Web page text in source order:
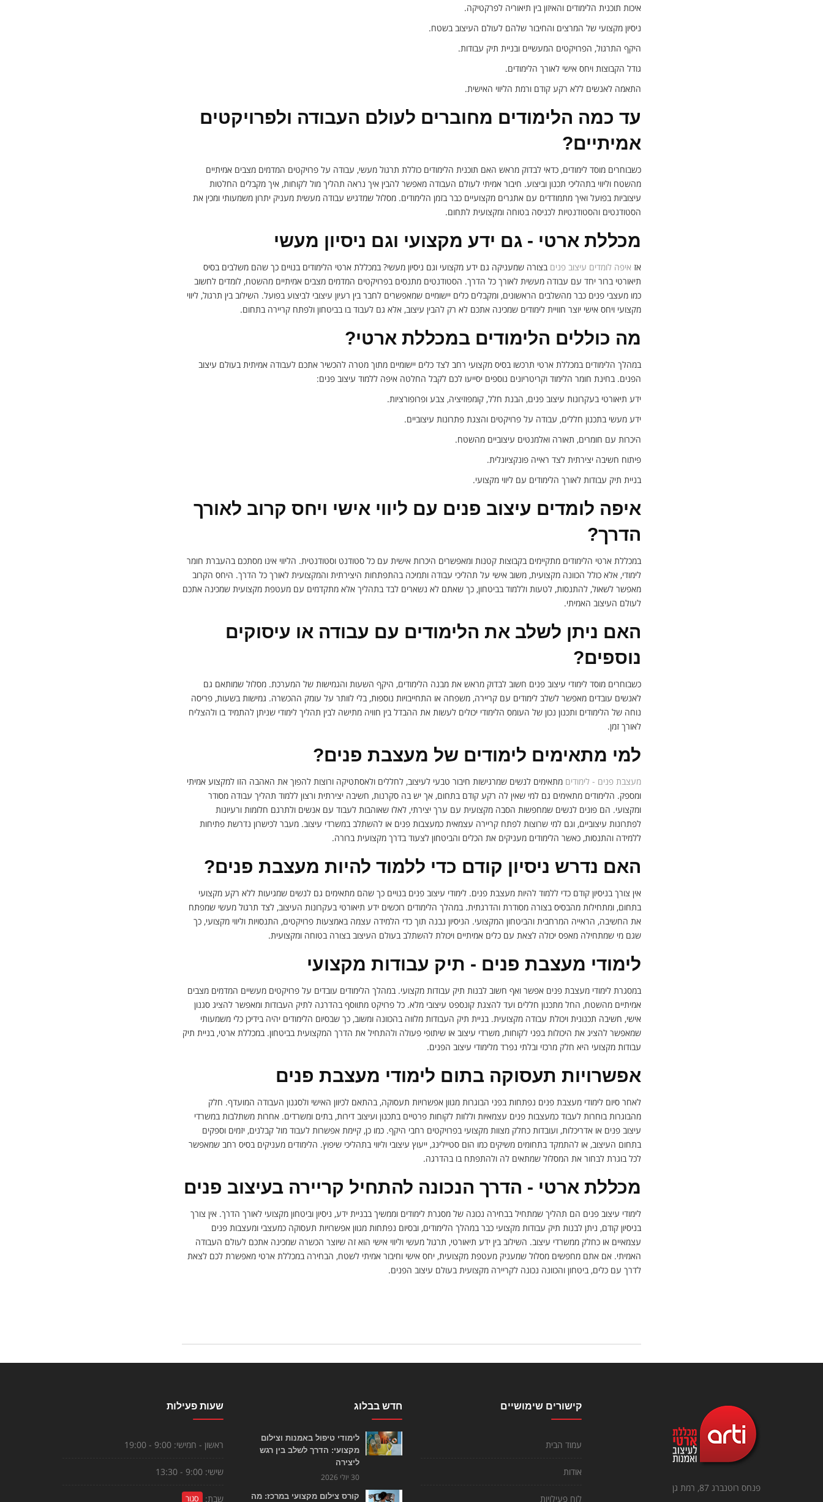
איכות תוכנית הלימודים והאיזון בין תיאוריה לפרקטיקה.
ניסיון מקצועי של המרצים והחיבור שלהם לעולם העיצוב בשטח.
היקף התרגול, הפרויקטים המעשיים ובניית תיק עבודות.
גודל הקבוצות ויחס אישי לאורך הלימודים.
התאמה לאנשים ללא רקע קודם ורמת הליווי האישית.
עד כמה הלימודים מחוברים לעולם העבודה ולפרויקטים
אמיתיים?
כשבוחרים מוסד לימודים, כדאי לבדוק מראש האם תוכנית הלימודים כוללת תרגול מעשי, עבודה על פרויקטים המדמים מצבים אמיתיים
מהשטח וליווי בתהליכי תכנון וביצוע. חיבור אמיתי לעולם העבודה מאפשר להבין איך נראה תהליך מול לקוחות, איך מקבלים החלטות
עיצוביות בפועל ואיך מתמודדים עם אתגרים מקצועיים כבר בזמן הלימודים. מסלול שמדגיש עבודה מעשית מעניק יתרון משמעותי ומכין את
הסטודנטים והסטודנטיות לכניסה בטוחה ומקצועית לתחום.
מכללת ארטי - גם ידע מקצועי וגם ניסיון מעשי
אז איפה לומדים עיצוב פנים בצורה שמעניקה גם ידע מקצועי וגם ניסיון מעשי? במכללת ארטי הלימודים בנויים כך שהם משלבים בסיס
תיאורטי ברור יחד עם עבודה מעשית לאורך כל הדרך. הסטודנטים מתנסים בפרויקטים המדמים מצבים אמיתיים מהשטח, לומדים לחשוב
כמו מעצבי פנים כבר מהשלבים הראשונים, ומקבלים כלים יישומיים שמאפשרים לחבר בין רעיון עיצובי לביצוע בפועל. השילוב בין תרגול, ליווי
מקצועי ויחס אישי יוצר חוויית לימודים שמכינה אתכם לא רק להבין עיצוב, אלא גם לעבוד בו בביטחון ולפתח קריירה בתחום.
מה כוללים הלימודים במכללת ארטי?
במהלך הלימודים במכללת ארטי תרכשו בסיס מקצועי רחב לצד כלים יישומיים מתוך מטרה להכשיר אתכם לעבודה אמיתית בעולם עיצוב
הפנים. בחינת חומר הלימוד וקריטריונים נוספים יסייעו לכם לקבל החלטה איפה ללמוד עיצוב פנים:
ידע תיאורטי בעקרונות עיצוב פנים, הבנת חלל, קומפוזיציה, צבע ופרופורציות.
ידע מעשי בתכנון חללים, עבודה על פרויקטים והצגת פתרונות עיצוביים.
היכרות עם חומרים, תאורה ואלמנטים עיצוביים מהשטח.
פיתוח חשיבה יצירתית לצד ראייה פונקציונלית.
בניית תיק עבודות לאורך הלימודים עם ליווי מקצועי.
איפה לומדים עיצוב פנים עם ליווי אישי ויחס קרוב לאורך
הדרך?
במכללת ארטי הלימודים מתקיימים בקבוצות קטנות ומאפשרים היכרות אישית עם כל סטודנט וסטודנטית. הליווי אינו מסתכם בהעברת חומר
לימודי, אלא כולל הכוונה מקצועית, משוב אישי על תהליכי עבודה ותמיכה בהתפתחות היצירתית והמקצועית לאורך כל הדרך. היחס הקרוב
מאפשר לשאול, להתנסות, לטעות וללמוד בביטחון, כך שאתם לא נשארים לבד בתהליך אלא מתקדמים עם מעטפת מקצועית שמכינה אתכם
לעולם העיצוב האמיתי.
האם ניתן לשלב את הלימודים עם עבודה או עיסוקים
נוספים?
כשבוחרים מוסד לימודי עיצוב פנים חשוב לבדוק מראש את מבנה הלימודים, היקף השעות והגמישות של המערכת. מסלול שמותאם גם
לאנשים עובדים מאפשר לשלב לימודים עם קריירה, משפחה או התחייבויות נוספות, בלי לוותר על עומק ההכשרה. גמישות בשעות, פריסה
נוחה של הלימודים ותכנון נכון של העומס הלימודי יכולים לעשות את ההבדל בין חוויה מתישה לבין תהליך לימודי שניתן להתמיד בו ולהצליח
לאורך זמן.
למי מתאימים לימודים של מעצבת פנים?
מעצבת פנים - לימודים מתאימים לנשים שמרגישות חיבור טבעי לעיצוב, לחללים ולאסתטיקה ורוצות להפוך את האהבה הזו למקצוע אמיתי
ומספק. הלימודים מתאימים גם למי שאין לה רקע קודם בתחום, אך יש בה סקרנות, חשיבה יצירתית ורצון ללמוד תהליך עבודה מסודר
ומקצועי. הם פונים לנשים שמחפשות הסבה מקצועית עם ערך יצירתי, לאלו שאוהבות לעבוד עם אנשים ולתרגם חלומות ורעיונות
לפתרונות עיצוביים, וגם למי שרוצות לפתח קריירה עצמאית כמעצבות פנים או להשתלב במשרדי עיצוב. מעבר לכישרון נדרשת פתיחות
ללמידה והתנסות, כאשר הלימודים מעניקים את הכלים והביטחון לצעוד בדרך מקצועית ברורה.
האם נדרש ניסיון קודם כדי ללמוד להיות מעצבת פנים?
אין צורך בניסיון קודם כדי ללמוד להיות מעצבת פנים. לימודי עיצוב פנים בנויים כך שהם מתאימים גם לנשים שמגיעות ללא רקע מקצועי
בתחום, ומתחילות מהבסיס בצורה מסודרת והדרגתית. במהלך הלימודים רוכשים ידע תיאורטי בעקרונות העיצוב, לצד תרגול מעשי שמפתח
את החשיבה, הראייה המרחבית והביטחון המקצועי. הניסיון נבנה תוך כדי הלמידה עצמה באמצעות פרויקטים, התנסויות וליווי מקצועי, כך
שגם מי שמתחילה מאפס יכולה לצאת עם כלים אמיתיים ויכולת להשתלב בעולם העיצוב בצורה בטוחה ומקצועית.
לימודי מעצבת פנים - תיק עבודות מקצועי
במסגרת לימודי מעצבת פנים אפשר ואף חשוב לבנות תיק עבודות מקצועי. במהלך הלימודים עובדים על פרויקטים מעשיים המדמים מצבים
אמיתיים מהשטח, החל מתכנון חללים ועד להצגת קונספט עיצובי מלא. כל פרויקט מתווסף בהדרגה לתיק העבודות ומאפשר להציג סגנון
אישי, חשיבה תכנונית ויכולת עבודה מקצועית. בניית תיק העבודות מלווה בהכוונה ומשוב, כך שבסיום הלימודים יהיה בידיכן כלי משמעותי
שמאפשר להציג את היכולות בפני לקוחות, משרדי עיצוב או שיתופי פעולה ולהתחיל את הדרך המקצועית בביטחון. במכללת ארטי, בניית תיק
עבודות מקצועי היא חלק מרכזי ובלתי נפרד מלימודי עיצוב הפנים.
אפשרויות תעסוקה בתום לימודי מעצבת פנים
לאחר סיום לימודי מעצבת פנים נפתחות בפני הבוגרות מגוון אפשרויות תעסוקה, בהתאם לכיוון האישי ולסגנון העבודה המועדף. חלק
מהבוגרות בוחרות לעבוד כמעצבות פנים עצמאיות וללוות לקוחות פרטיים בתכנון ועיצוב דירות, בתים ומשרדים. אחרות משתלבות במשרדי
עיצוב פנים או אדריכלות, ועובדות כחלק מצוות מקצועי בפרויקטים רחבי היקף. כמו כן, קיימת אפשרות לעבוד מול קבלנים, יזמים וספקים
בתחום העיצוב, או להתמקד בתחומים משיקים כמו הום סטיילינג, ייעוץ עיצובי וליווי בתהליכי שיפוץ. הלימודים מעניקים בסיס רחב שמאפשר
לכל בוגרת לבחור את המסלול שמתאים לה ולהתפתח בו בהדרגה.
מכללת ארטי - הדרך הנכונה להתחיל קריירה בעיצוב פנים
לימודי עיצוב פנים הם תהליך שמתחיל בבחירה נכונה של מסגרת לימודים וממשיך בבניית ידע, ניסיון וביטחון מקצועי לאורך הדרך. אין צורך
בניסיון קודם, ניתן לבנות תיק עבודות מקצועי כבר במהלך הלימודים, ובסיום נפתחות מגוון אפשרויות תעסוקה כמעצבי ומעצבות פנים
עצמאיים או כחלק ממשרדי עיצוב. השילוב בין ידע תיאורטי, תרגול מעשי וליווי אישי הוא זה שיוצר הכשרה שמכינה אתכם לעולם העבודה
האמיתי. אם אתם מחפשים מסלול שמעניק מעטפת מקצועית, יחס אישי וחיבור אמיתי לשטח, הבחירה במכללת ארטי מאפשרת לכם לצאת
לדרך עם כלים, ביטחון והכוונה נכונה לקריירה מקצועית בעולם עיצוב הפנים.
פנחס רוטנברג 87, רמת גן
קישורים שימושיים
עמוד הבית
אודות
לוח פעילויות
חדש בבלוג
לימודי טיפול באמנות וצילום
מקצועי: הדרך לשלב בין רגש
ליצירה
30 יולי 2026
קורס צילום מקצועי במרכז: מה
שעות פעילות
ראשון - חמישי:9:00 - 19:00
שישי:9:00 - 13:30
שבת: סגור